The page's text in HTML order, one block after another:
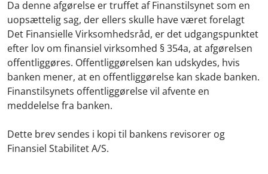
Da denne afgørelse er truffet af Finanstilsynet som en
uopsættelig sag, der ellers skulle have været forelagt
Det Finansielle Virksomhedsråd, er det udgangspunktet
efter lov om finansiel virksomhed § 354a, at afgørelsen
offentliggøres. Offentliggørelsen kan udskydes, hvis
banken mener, at en offentliggørelse kan skade banken.
Finanstilsynets offentliggørelse vil afvente en
meddelelse fra banken.
Dette brev sendes i kopi til bankens revisorer og
Finansiel Stabilitet A/S.